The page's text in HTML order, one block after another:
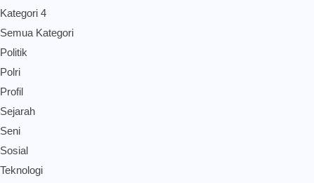
Kategori 4
Semua Kategori
Politik
Polri
Profil
Sejarah
Seni
Sosial
Teknologi